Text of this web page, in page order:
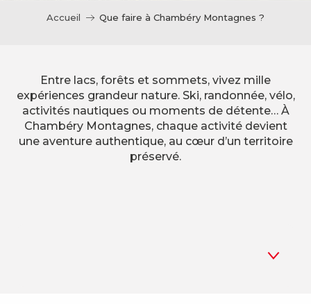
Accueil Que faire à Chambéry Montagnes ?
Entre lacs, forêts et sommets, vivez mille
expériences grandeur nature. Ski, randonnée, vélo,
activités nautiques ou moments de détente… À
Chambéry Montagnes, chaque activité devient
une aventure authentique, au cœur d’un territoire
préservé.